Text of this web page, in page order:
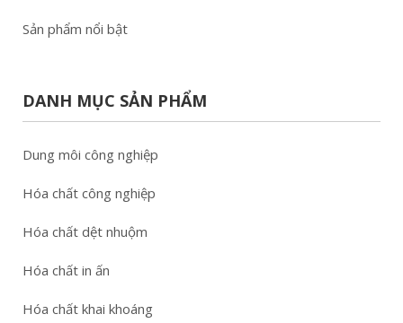
Sản phẩm nổi bật
DANH MỤC SẢN PHẨM
Dung môi công nghiệp
Hóa chất công nghiệp
Hóa chất dệt nhuộm
Hóa chất in ấn
Hóa chất khai khoáng